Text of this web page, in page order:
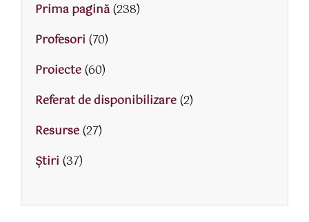
Prima pagină(238)
Profesori (70)
Proiecte(60)
Referat de disponibilizare(2)
Resurse(27)
Știri (37)